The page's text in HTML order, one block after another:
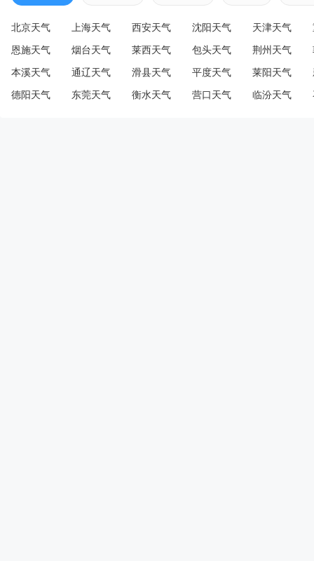
北京天气 上海天气 西安天气 沈阳天气 天津天气
恩施天气 烟台天气 莱西天气 包头天气 荆州天气
本溪天气 通辽天气 滑县天气 平度天气 莱阳天气
德阳天气 东莞天气 衡水天气 营口天气 临汾天气